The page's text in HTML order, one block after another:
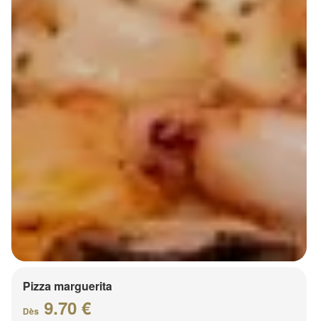
Pizza marguerita
Dès 9.70 €